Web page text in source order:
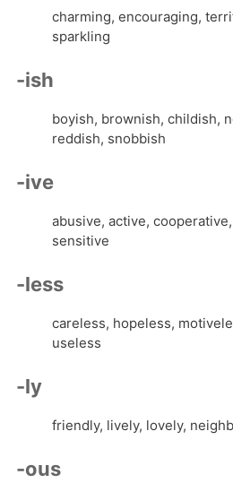
charming, encouraging,
sparkling
-ish
boyish, brownish, childish,
reddish, snobbish
-ive
abusive, active,
sensitive
-less
careless, hopeless,
useless
-ly
friendly, lively, lovely,
-ous